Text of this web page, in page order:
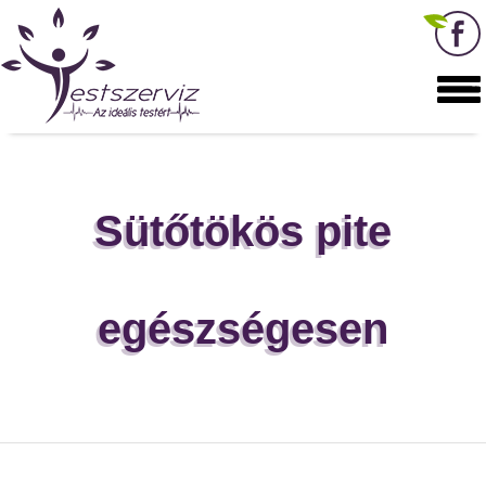
Sütőtökös pite
egészségesen